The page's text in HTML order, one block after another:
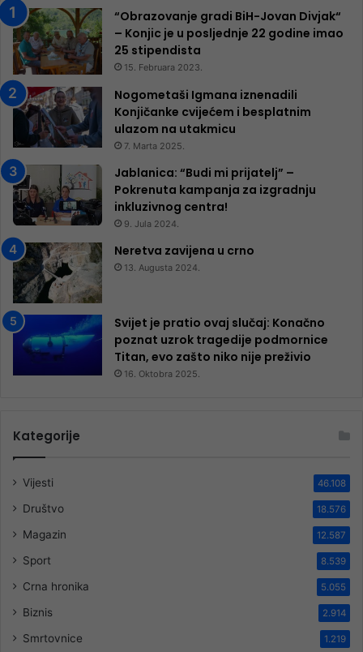
“Obrazovanje gradi BiH-Jovan Divjak“
– Konjic je u posljednje 22 godine imao
25 ​​stipendista
15. Februara 2023.
Nogometaši Igmana iznenadili
Konjičanke cvijećem i besplatnim
ulazom na utakmicu
7. Marta 2025.
Jablanica: “Budi mi prijatelj” –
Pokrenuta kampanja za izgradnju
inkluzivnog centra!
9. Jula 2024.
Neretva zavijena u crno
13. Augusta 2024.
Svijet je pratio ovaj slučaj: Konačno
poznat uzrok tragedije podmornice
Titan, evo zašto niko nije preživio
16. Oktobra 2025.
Kategorije
Vijesti 46.108
Društvo 18.576
Magazin 12.587
Sport 8.539
Crna hronika 5.055
Biznis 2.914
Smrtovnice 1.219